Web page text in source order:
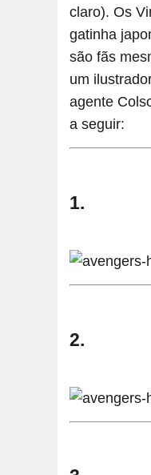
claro). Os
gatinha
são fãs
um
agente
a seguir:
1.
2.